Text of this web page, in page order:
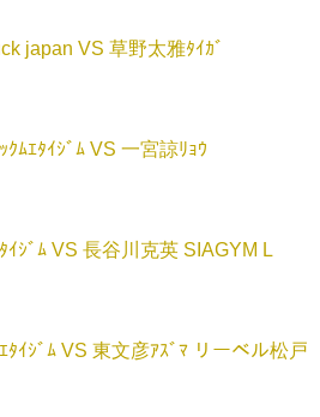
japan VS 草野太雅ﾀｲｶﾞ
ｸﾑｴﾀｲｼﾞﾑ VS 一宮諒ﾘｮｳ
ｲｼﾞﾑ VS 長谷川克英 SIAGYM L
ﾀｲｼﾞﾑ VS 東文彦ｱｽﾞﾏ リーベル松戸